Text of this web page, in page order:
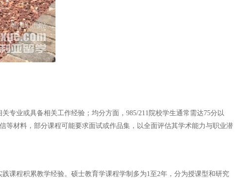
专业或具备相关工作经验；均分方面，985/211院校学生通常需达75分以
等材料，部分课程可能要求面试或作品集，以全面评估其学术能力与职业潜
课程积累教学经验。硕士教育学课程学制多为1至2年，分为授课型和研究